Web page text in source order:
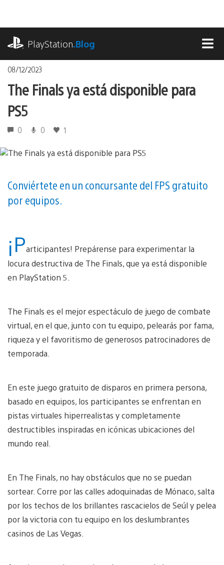
contenido
PlayStation.Blog
08/12/2023
The Finals ya está disponible para
PS5
0 0 1
Conviértete en un concursante del FPS gratuito
por equipos.
¡Participantes! Prepárense para experimentar la
locura destructiva de The Finals, que ya está disponible
en PlayStation 5.
The Finals es el mejor espectáculo de juego de combate
virtual, en el que, junto con tu equipo, pelearás por fama,
riqueza y el favoritismo de generosos patrocinadores de
temporada.
En este juego gratuito de disparos en primera persona,
basado en equipos, los participantes se enfrentan en
pistas virtuales hiperrealistas y completamente
destructibles inspiradas en icónicas ubicaciones del
mundo real.
En The Finals, no hay obstáculos que no se puedan
sortear. Corre por las calles adoquinadas de Mónaco, salta
por los techos de los brillantes rascacielos de Seúl y pelea
por la victoria con tu equipo en los deslumbrantes
casinos de Las Vegas.